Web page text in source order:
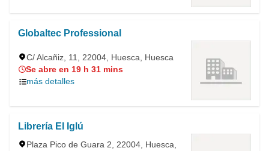
Globaltec Professional
C/ Alcañiz, 11, 22004, Huesca, Huesca
Se abre en 19 h 31 mins
más detalles
Librería El Iglú
Plaza Pico de Guara 2, 22004, Huesca,